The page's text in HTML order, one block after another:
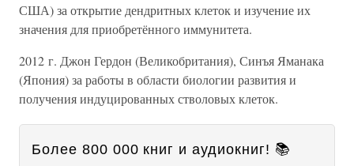
США) за открытие дендритных клеток и изучение их
значения для приобретённого иммунитета.
2012 г. Джон Гердон (Великобритания), Синъя Яманака
(Япония) за работы в области биологии развития и
получения индуцированных стволовых клеток.
Более 800 000 книг и аудиокниг! 📚